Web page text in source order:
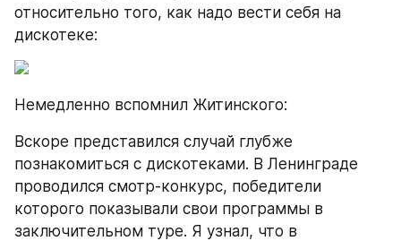
относительно того, как надо вести себя на
дискотеке:
Немедленно вспомнил Житинского:
Вскоре представился случай глубже
познакомиться с дискотеками. В Ленинграде
проводился смотр-конкурс, победители
которого показывали свои программы в
заключительном туре. Я узнал, что в